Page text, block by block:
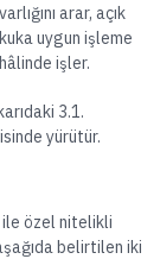
arar, açık
uygun işleme
işler.
3.1.
yürütür.
ile özel nitelikli
belirtilen iki